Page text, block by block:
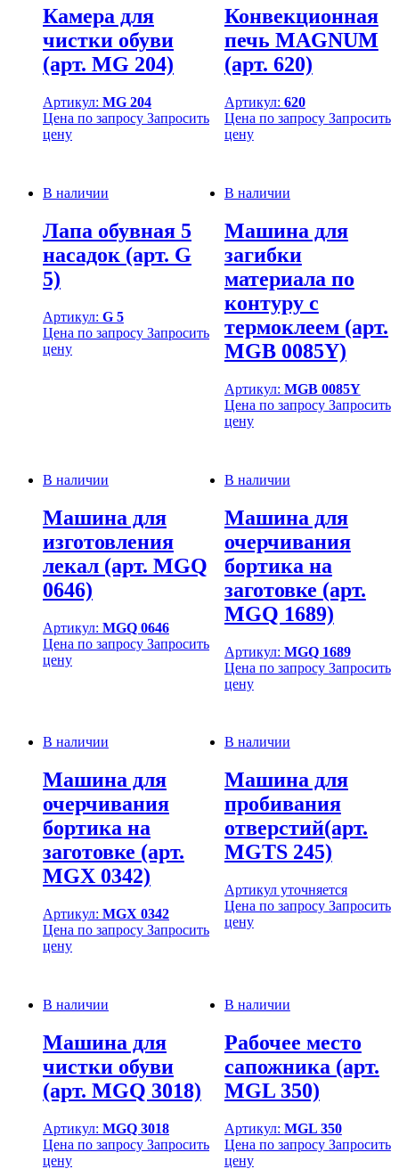
Камера для
чистки обуви
(арт. MG 204)
Артикул: MG 204
Цена по запросу Запросить
цену
Конвекционная
печь MAGNUM
(арт. 620)
Артикул: 620
Цена по запросу Запросить
цену
В наличии
Лапа обувная 5
насадок (арт. G
5)
Артикул: G 5
Цена по запросу Запросить
цену
В наличии
Машина для
загибки
материала по
контуру с
термоклеем (арт.
MGB 0085Y)
Артикул: MGB 0085Y
Цена по запросу Запросить
цену
В наличии
Машина для
изготовления
лекал (арт. MGQ
0646)
Артикул: MGQ 0646
Цена по запросу Запросить
цену
В наличии
Машина для
очерчивания
бортика на
заготовке (арт.
MGQ 1689)
Артикул: MGQ 1689
Цена по запросу Запросить
цену
В наличии
Машина для
очерчивания
бортика на
заготовке (арт.
MGX 0342)
Артикул: MGX 0342
Цена по запросу Запросить
цену
В наличии
Машина для
пробивания
отверстий(арт.
MGTS 245)
Артикул уточняется
Цена по запросу Запросить
цену
В наличии
Машина для
чистки обуви
(арт. MGQ 3018)
Артикул: MGQ 3018
Цена по запросу Запросить
цену
В наличии
Рабочее место
сапожника (арт.
MGL 350)
Артикул: MGL 350
Цена по запросу Запросить
цену